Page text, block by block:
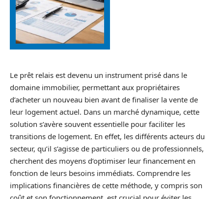
Le prêt relais est devenu un instrument prisé dans le
domaine immobilier, permettant aux propriétaires
d’acheter un nouveau bien avant de finaliser la vente de
leur logement actuel. Dans un marché dynamique, cette
solution s’avère souvent essentielle pour faciliter les
transitions de logement. En effet, les différents acteurs du
secteur, qu’il s’agisse de particuliers ou de professionnels,
cherchent des moyens d’optimiser leur financement en
fonction de leurs besoins immédiats. Comprendre les
implications financières de cette méthode, y compris son